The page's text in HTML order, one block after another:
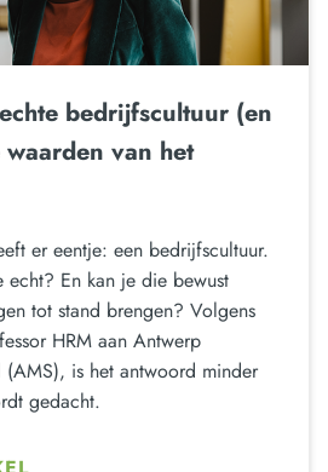
bedrijfscultuur (en
van het
er eentje: een bedrijfscultuur.
echt? En kan je die bewust
tot stand brengen? Volgens
HRM aan Antwerp
is het antwoord minder
gedacht.